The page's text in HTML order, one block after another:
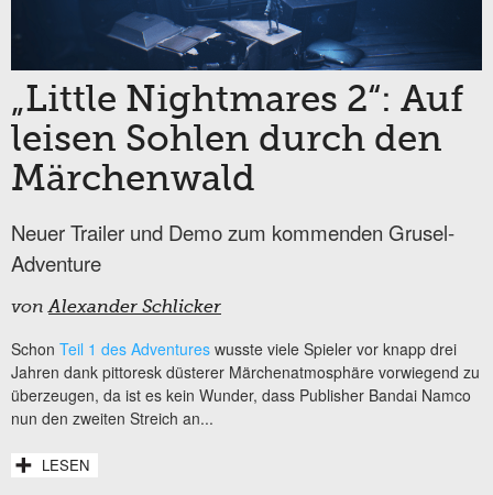
„Little Nightmares 2“: Auf
leisen Sohlen durch den
Märchenwald
Neuer Trailer und Demo zum kommenden Grusel-
Adventure
vonAlexander Schlicker
Schon Teil 1 des Adventures wusste viele Spieler vor knapp drei
Jahren dank pittoresk düsterer Märchenatmosphäre vorwiegend zu
überzeugen, da ist es kein Wunder, dass Publisher Bandai Namco
nun den zweiten Streich an...
LESEN